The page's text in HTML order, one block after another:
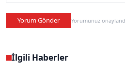
Yorum Gönder Yorumunuz
İlgili Haberler